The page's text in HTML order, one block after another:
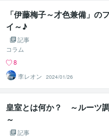
「伊藤梅子～才色兼備」の
イ～♪
記事
コラム
8
李レオン
2024/01/26
皇室とは何か？ ～ルーツ
～
記事